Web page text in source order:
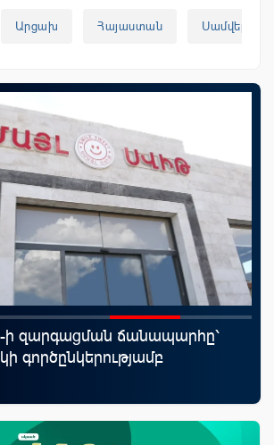
Արցախ Հայաստան Սամվել
ի զարգացման ճանապարհը՝
գործընկերությամբ